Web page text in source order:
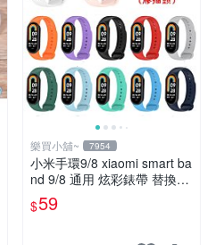
樂買小舖~ 7954
小米手環9/8 xiaomi smart ba
nd 9/8 通用 炫彩錶帶 替換錶
帶 取代原廠錶帶 多色現貨 膠
插頭
$59